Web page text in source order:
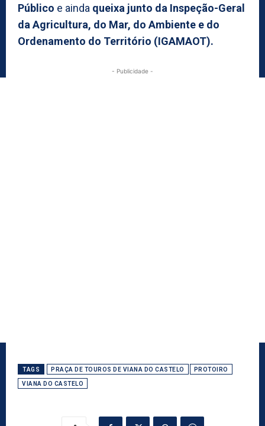
Público e ainda queixa junto da Inspeção-Geral
da Agricultura, do Mar, do Ambiente e do
Ordenamento do Território (IGAMAOT).
- Publicidade -
TAGS PRAÇA DE TOUROS DE VIANA DO CASTELO PROTOIRO
VIANA DO CASTELO